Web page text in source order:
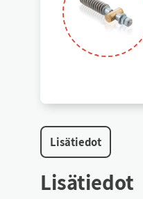
Li­sä­tie­dot
Li­sä­tie­dot